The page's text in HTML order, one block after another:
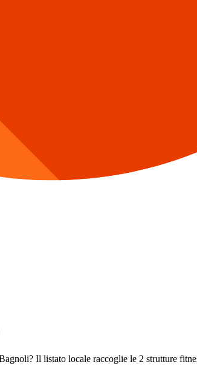
Il listato locale raccoglie le 2 strutture